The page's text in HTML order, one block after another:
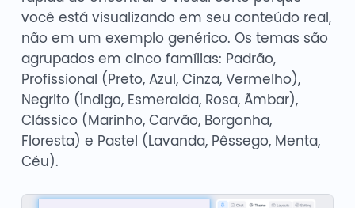
você está visualizando em seu conteúdo real,
não em um exemplo genérico. Os temas são
agrupados em cinco famílias: Padrão,
Profissional (Preto, Azul, Cinza, Vermelho),
Negrito (Índigo, Esmeralda, Rosa, Âmbar),
Clássico (Marinho, Carvão, Borgonha,
Floresta) e Pastel (Lavanda, Pêssego, Menta,
Céu).